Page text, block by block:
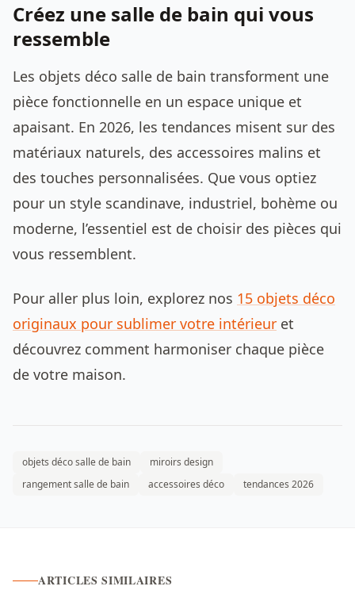
Créez une salle de bain qui vous
ressemble
Les objets déco salle de bain transforment une
pièce fonctionnelle en un espace unique et
apaisant. En 2026, les tendances misent sur des
matériaux naturels, des accessoires malins et
des touches personnalisées. Que vous optiez
pour un style scandinave, industriel, bohème ou
moderne, l’essentiel est de choisir des pièces qui
vous ressemblent.
Pour aller plus loin, explorez nos 15 objets déco
originaux pour sublimer votre intérieur et
découvrez comment harmoniser chaque pièce
de votre maison.
objets déco salle de bain
miroirs design
rangement salle de bain
accessoires déco tendances 2026
ARTICLES SIMILAIRES